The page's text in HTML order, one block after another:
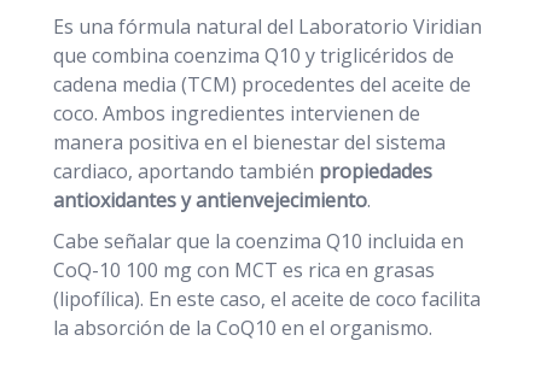
Es una fórmula natural del Laboratorio Viridian
que combina coenzima Q10 y triglicéridos de
cadena media (TCM) procedentes del aceite de
coco. Ambos ingredientes intervienen de
manera positiva en el bienestar del sistema
cardiaco, aportando también propiedades
antioxidantes y antienvejecimiento.
Cabe señalar que la coenzima Q10 incluida en
CoQ-10 100 mg con MCT es rica en grasas
(lipofílica). En este caso, el aceite de coco facilita
la absorción de la CoQ10 en el organismo.